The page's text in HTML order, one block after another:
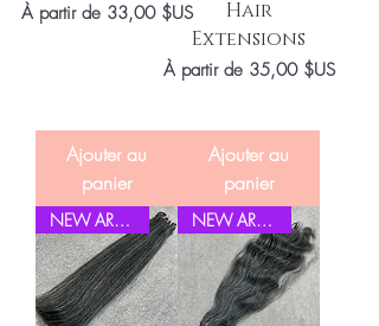
À partir de 33,00 $US
Prix promotionnel
Ajouter au
panier
Hair
Extensions
À partir de 35,00 $US
Prix promotionnel
Ajouter au
panier
NEW ARRIVEL NEW ARRIVEL